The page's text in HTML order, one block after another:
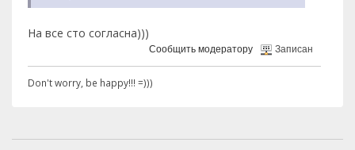
На все сто согласна)))
Сообщить модератору Записан
Don't worry, be happy!!! =)))